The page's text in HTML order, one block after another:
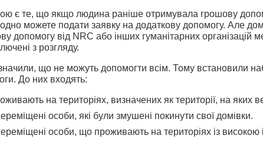
є те, що якщо людина раніше отримувала грошову
можете подати заявку на додаткову допомогу. Але
допомогу від NRC або інших гуманітарних організацій
з розгляду.
що не можуть допомогти всім. Тому встановили
До них входять:
на територіях, визначених як території, на яких
особи, які були змушені покинути свої домівки.
особи, що проживають на територіях із високою